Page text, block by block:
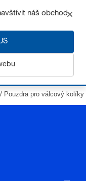
pro víceinformací
Pouzdra pro válcový kolíky
náš obchod